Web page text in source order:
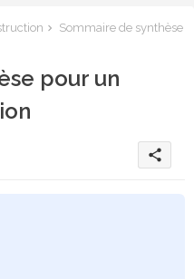
Sommaire de synthèse
pour un
share